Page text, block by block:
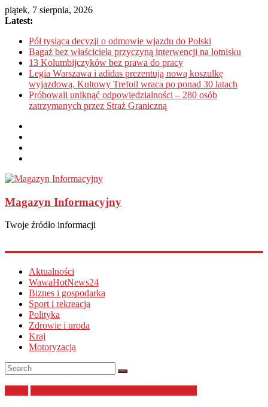
piątek, 7 sierpnia, 2026
Latest:
Pół tysiąca decyzji o odmowie wjazdu do Polski
Bagaż bez właściciela przyczyną interwencji na lotnisku
13 Kolumbijczyków bez prawa do pracy
Legia Warszawa i adidas prezentują nową koszulkę
wyjazdową. Kultowy Trefoil wraca po ponad 30 latach
Próbowali uniknąć odpowiedzialności – 280 osób
zatrzymanych przez Straż Graniczną
Magazyn Informacyjny
Twoje źródło informacji
Aktualności
WawaHotNews24
Biznes i gospodarka
Sport i rekreacja
Polityka
Zdrowie i uroda
Kraj
Motoryzacja